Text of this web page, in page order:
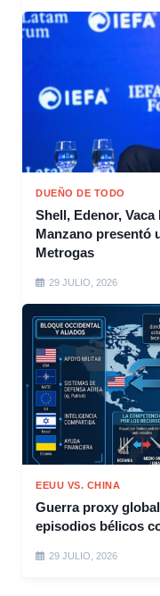
DUEÑO DE TODO
Shell, Edenor,
Manzano presentó
Metrogas
29 JULIO, 2026
EEUU VS. CHINA
Guerra proxy
episodios bélicos
29 JULIO, 2026